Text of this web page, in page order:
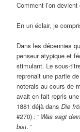
Comment l’on devient
En un éclair, je
Dans les décennies
penseur atypique et
stimulant. Le sous-
reprenait une partie
noterais au cours de
avait en fait repris
1881 déjà dansDie
#270) : “ Was sagt
bist. ”